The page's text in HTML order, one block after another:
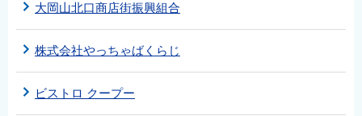
大岡山北口商店街振興組合
株式会社やっちゃばくらじ
ビストロ クープー